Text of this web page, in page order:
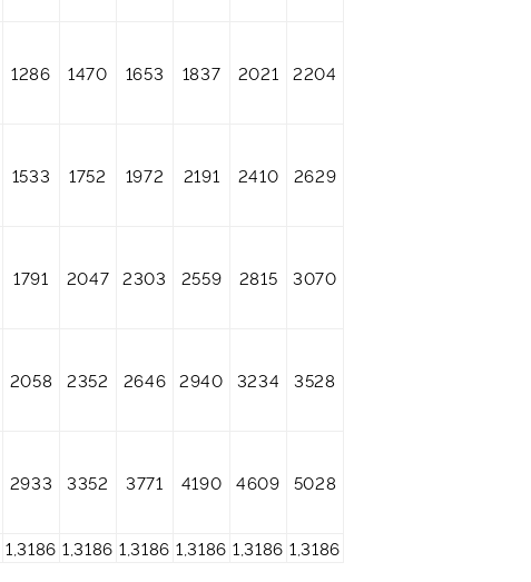
1286 1470 1653 1837 2021 2204
1533 1752 1972 2191 2410 2629
1791 2047 2303 2559 2815 3070
2058 2352 2646 2940 3234 3528
2933 3352 3771 4190 4609 5028
1,3186 1,3186 1,3186 1,3186 1,3186 1,3186